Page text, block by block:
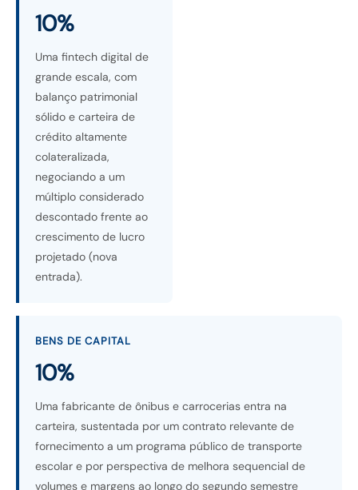
10%
Uma fintech digital de
grande escala, com
balanço patrimonial
sólido e carteira de
crédito altamente
colateralizada,
negociando a um
múltiplo considerado
descontado frente ao
crescimento de lucro
projetado (nova
entrada).
BENS DE CAPITAL
10%
Uma fabricante de ônibus e carrocerias entra na
carteira, sustentada por um contrato relevante de
fornecimento a um programa público de transporte
escolar e por perspectiva de melhora sequencial de
volumes e margens ao longo do segundo semestre